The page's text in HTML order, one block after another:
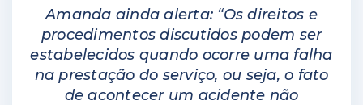
Amanda ainda alerta: “Os direitos e
procedimentos discutidos podem ser
estabelecidos quando ocorre uma falha
na prestação do serviço, ou seja, o fato
de acontecer um acidente não